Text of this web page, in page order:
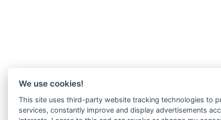
We use cookies!
This site uses third-party website tracking technologies to
services, constantly improve and display advertisements